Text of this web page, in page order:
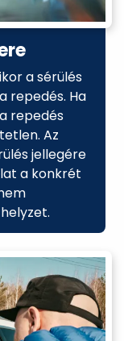
a sérülés
repedés. Ha
repedés
Az
jellegére
a konkrét